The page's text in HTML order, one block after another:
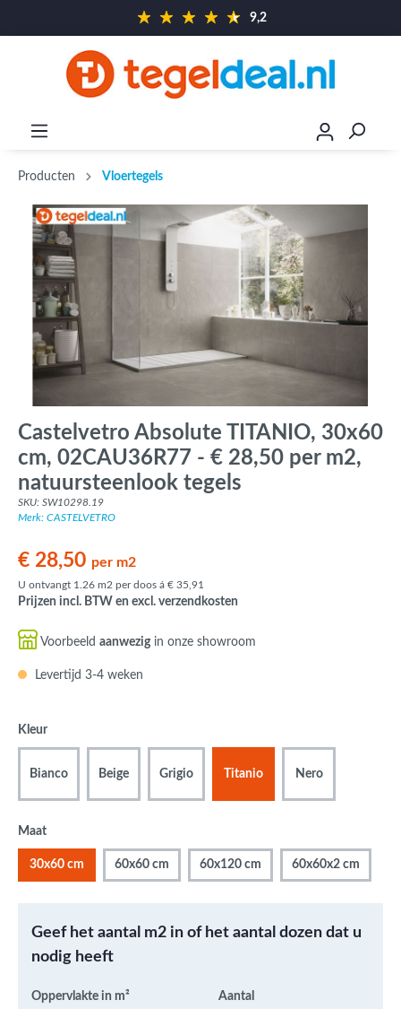
9,2
Producten Vloertegels
Castelvetro Absolute TITANIO, 30x60
cm, 02CAU36R77 - € 28,50 per m2,
natuursteenlook tegels
SKU: SW10298.19
Merk: CASTELVETRO
€ 28,50 per m2
U ontvangt 1.26 m2 per doos á € 35,91
Prijzen incl. BTW en excl. verzendkosten
Voorbeeld aanwezigin onze showroom
Levertijd 3-4 weken
Kleur
Bianco Beige Grigio Titanio Nero
Maat
30x60 cm 60x60 cm 60x120 cm 60x60x2 cm
Geef het aantal m2 in of het aantal dozen dat u
nodig heeft
Oppervlakte in m² Aantal